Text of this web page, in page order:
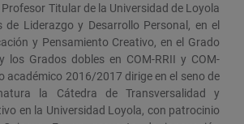
Titular de la Universidad de Loyola
de Liderazgo y Desarrollo Personal, en el
y Pensamiento Creativo, en el Grado
los Grados dobles en COM-RRII y COM-
académico 2016/2017 dirige en el seno de
la Cátedra de Transversalidad y
en la Universidad Loyola, con patrocinio